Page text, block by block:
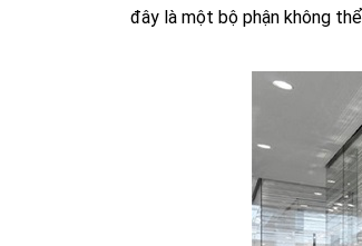
đây là một bộ phận không